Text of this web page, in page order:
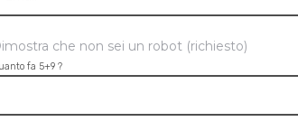
che non sei un robot (richiesto)
fa 5+9 ?